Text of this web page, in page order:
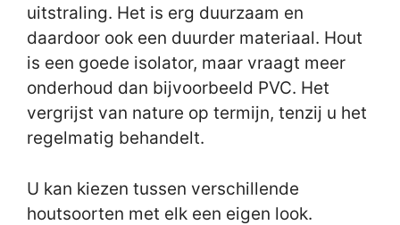
uitstraling. Het is erg duurzaam en
daardoor ook een duurder materiaal. Hout
is een goede isolator, maar vraagt meer
onderhoud dan bijvoorbeeld PVC. Het
vergrijst van nature op termijn, tenzij u het
regelmatig behandelt.
U kan kiezen tussen verschillende
houtsoorten met elk een eigen look.